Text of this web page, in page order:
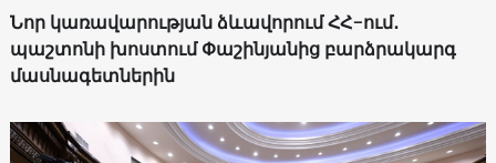
Նոր կառավարության ձևավորում ՀՀ-ում․
պաշտոնի խոստում Փաշինյանից բարձրակարգ
մասնագետներին